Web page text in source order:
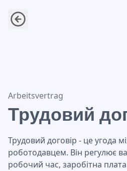
Трудовий договір
Arbeitsvertrag
Трудовий
Трудовий договір - це угода
роботодавцем. Він регулює
робочий час, заробітна плата